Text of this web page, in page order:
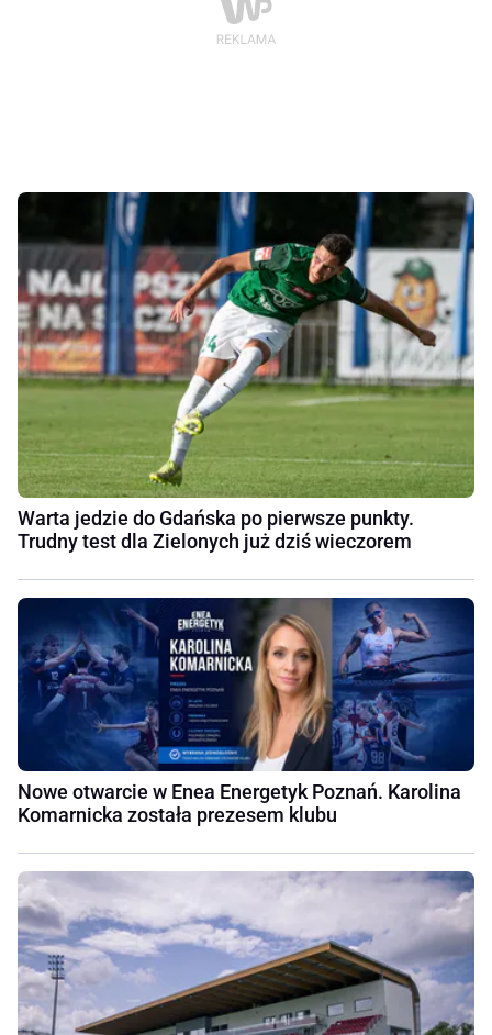
Warta jedzie do Gdańska po pierwsze punkty.
Trudny test dla Zielonych już dziś wieczorem
Nowe otwarcie w Enea Energetyk Poznań. Karolina
Komarnicka została prezesem klubu